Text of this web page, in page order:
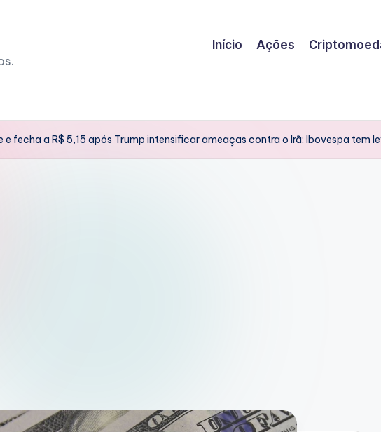
Início Ações
e fecha a R$ 5,15 após Trump intensificar ameaças contra o Irã; Ibovespa tem